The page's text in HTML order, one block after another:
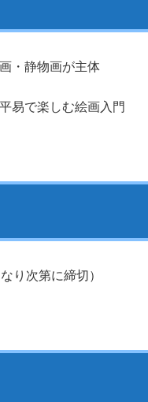
・静物画が主体
易で楽しむ絵画入門
り次第に締切）